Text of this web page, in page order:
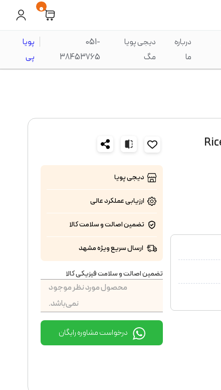
0
درباره
ما
دیجی پویا
مگ
051-
38453765
پویا
پی
دیجی پویا
ارزیابی عملکردعالی
تضمین اصالت و سلامت کالا
ارسال سریع ویژه مشهد
تضمین اصالت و سلامت فیزیکی کالا
محصول مورد نظر موجود
نمی‌باشد.
درخواست مشاوره رایگان